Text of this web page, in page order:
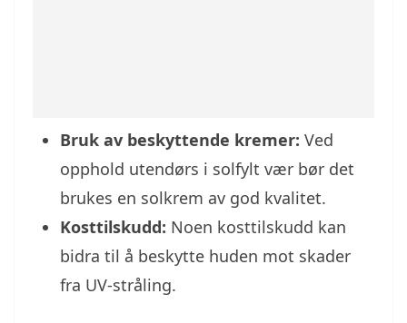
Bruk av beskyttende kremer: Ved
opphold utendørs i solfylt vær bør det
brukes en solkrem av god kvalitet.
Kosttilskudd: Noen kosttilskudd kan
bidra til å beskytte huden mot skader
fra UV-stråling.